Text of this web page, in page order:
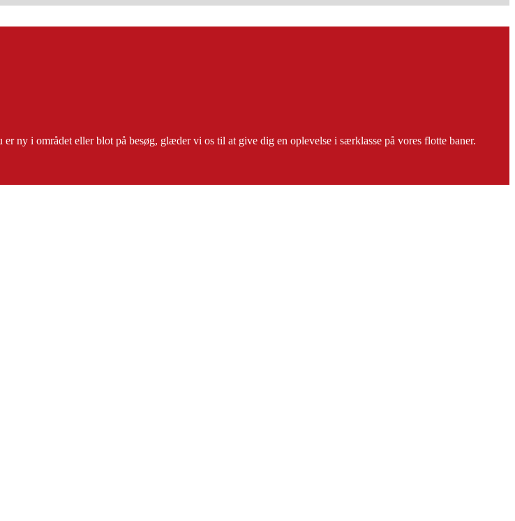
ny i området eller blot på besøg, glæder vi os til at give dig en oplevelse i særklasse på vores flotte baner.